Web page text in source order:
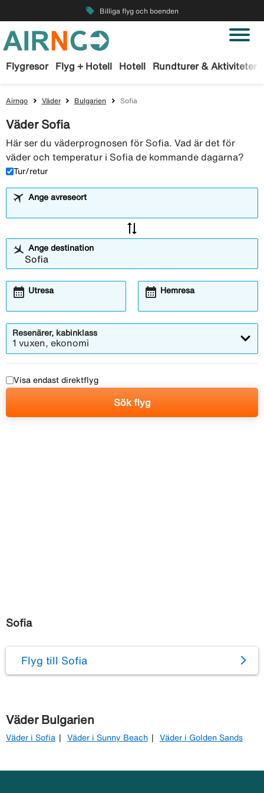
local_offer Billiga flyg och boenden
Flygresor Flyg + Hotell Hotell Rundturer & Aktiviteter
Airngo Väder Bulgarien Sofia
Väder Sofia
Här ser du väderprognosen för Sofia. Vad är det för
väder och temperatur i Sofia de kommande dagarna?
Tur/retur
Ange avreseort
sync_alt
Ange destination
Utresa
calendar_month Hemresa
calendar_month
Resenärer, kabinklass
1 vuxen, ekonomi
Visa endast direktflyg
Sök flyg
Sofia
Flyg till Sofia
Väder Bulgarien
Väder i Sofia Väder i Sunny Beach Väder i Golden Sands